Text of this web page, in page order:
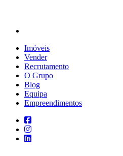
Imóveis
Vender
Recrutamento
O Grupo
Blog
Equipa
Empreendimentos